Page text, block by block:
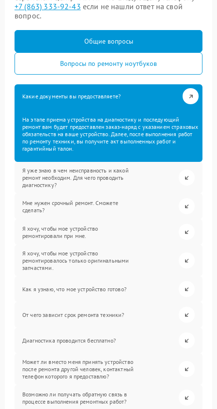
+7 (863) 333-92-43 если не нашли ответ на свой
вопрос.
Общие вопросы
Вопросы по ремонту ноутбуков
Какие документы вы предоставляете?
На этапе приема устройства на диагностику и последующий
ремонт вам будет предоставлен заказ-наряд с указанием страховых
обязательств на ваше устройство. Далее, после выполнения работ
по ремонту техники, вы получите акт выполненных работ и
гарантийный талон.
Я уже знаю в чем неисправность и какой
ремонт необходим. Для чего проводить
диагностику?
Мне нужен срочный ремонт. Сможете
сделать?
Я хочу, чтобы мое устройство
ремонтировали при мне.
Я хочу, чтобы мое устройство
ремонтировалось только оригинальными
запчастями.
Как я узнаю, что мое устройство готово?
От чего зависит срок ремонта техники?
Диагностика проводится бесплатно?
Может ли вместо меня принять устройство
после ремонта другой человек, контактный
телефон которого я предоставлю?
Возможно ли получать обратную связь в
процессе выполнения ремонтных работ?